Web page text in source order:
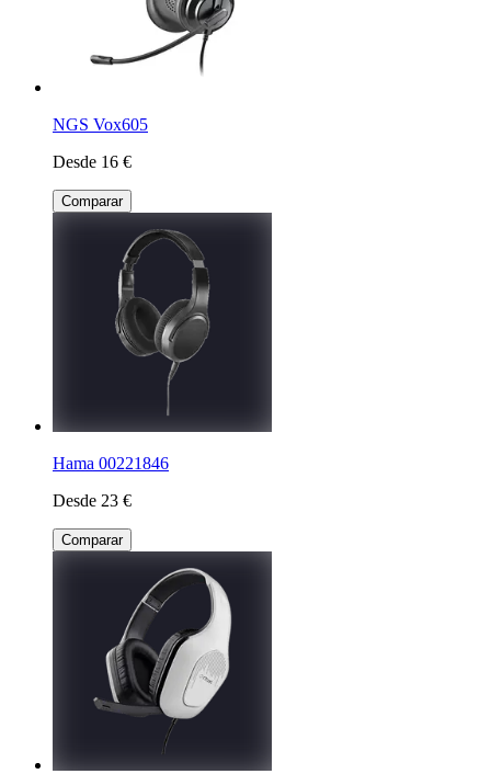
NGS Vox605
Desde 16 €
Comparar
Hama 00221846
Desde 23 €
Comparar